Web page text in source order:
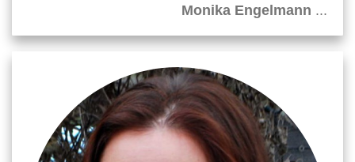
Monika Engelmann ...